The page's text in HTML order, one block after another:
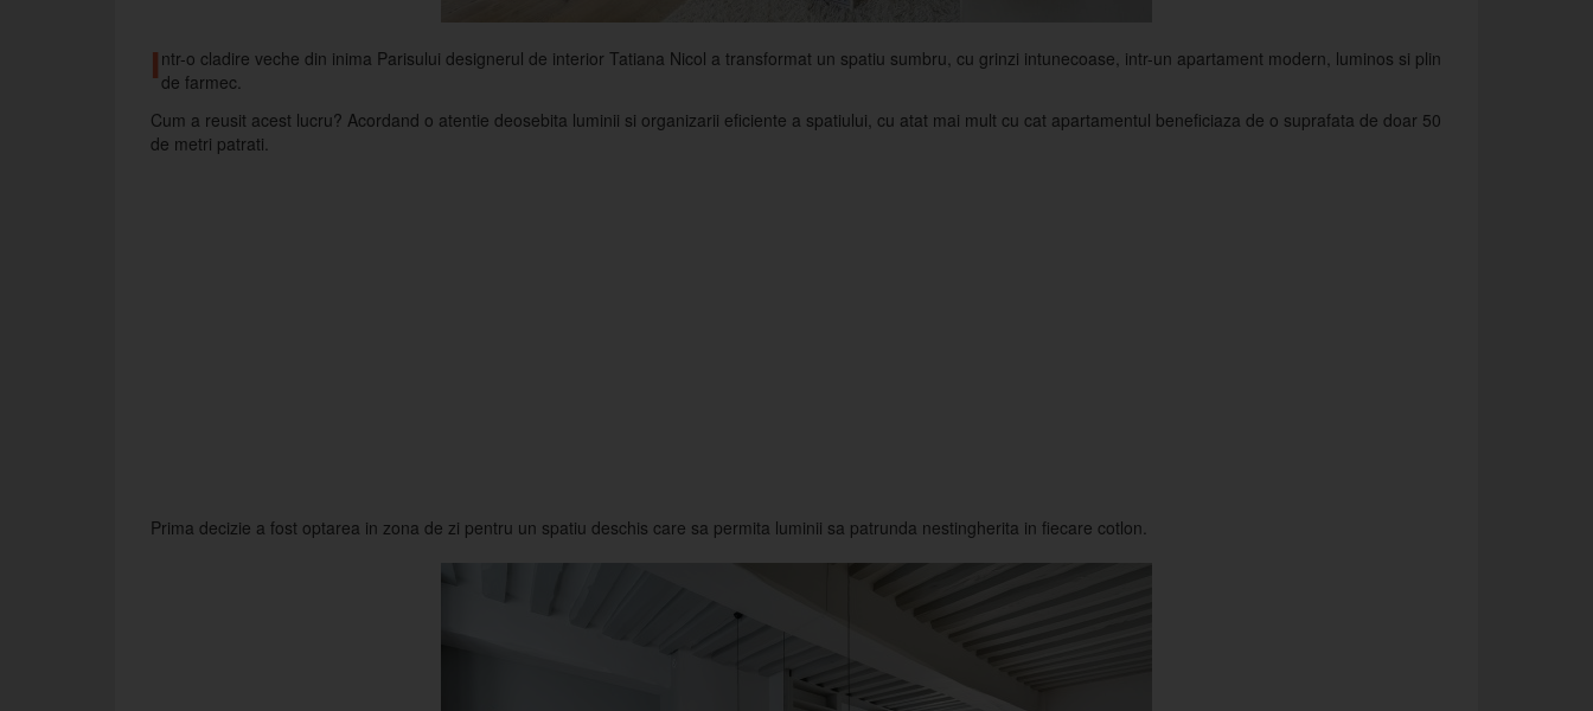
I ntr-o cladire veche din inima Parisului designerul de interior Tatiana Nicol a transformat un spatiu sumbru, cu grinzi intunecoase, intr-un apartament modern, luminos si plin
de farmec.
Cum a reusit acest lucru? Acordand o atentie deosebita luminii si organizarii eficiente a spatiului, cu atat mai mult cu cat apartamentul beneficiaza de o suprafata de doar 50
de metri patrati.
Prima decizie a fost optarea in zona de zi pentru un spatiu deschis care sa permita luminii sa patrunda nestingherita in fiecare cotlon.